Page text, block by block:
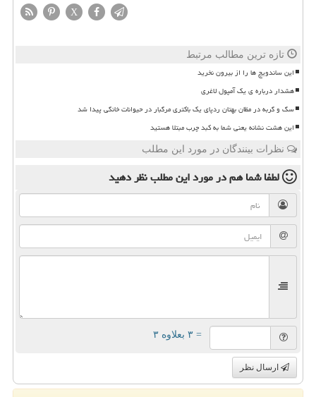
X
تازه ترین مطالب مرتبط
این ساندویچ ها را از بیرون نخرید
هشدار درباره ی یک آمپول لاغری
سگ و گربه در مظان بهتان ردپای یک باکتری مرگبار در حیوانات خانگی پیدا شد
این هشت نشانه یعنی شما به کبد چرب مبتلا هستید
نظرات بینندگان در مورد این مطلب
لطفا شما همدر مورد این مطلبنظر دهید
= ۳ بعلاوه ۳
ارسال نظر